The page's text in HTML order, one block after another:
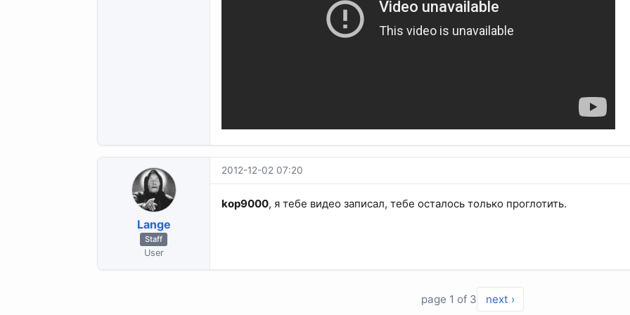
Lange
Staff
User
2012-12-02 07:20
kop9000, я тебе видео записал, тебе осталось только проглотить.
page 1 of 3 next ›